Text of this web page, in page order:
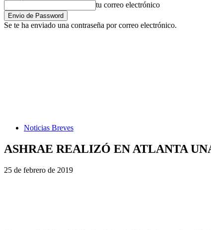
tu correo electrónico
Se te ha enviado una contraseña por correo electrónico.
Noticias Breves
ASHRAE REALIZÓ EN ATLANTA
25 de febrero de 2019